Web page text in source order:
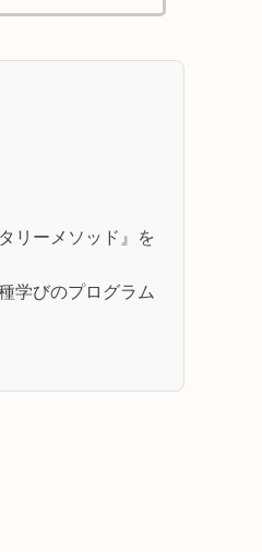
リーメソッド』を
学びのプログラム